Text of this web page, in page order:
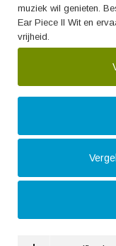
muziek wil genieten.
Ear Piece II Wit en
vrijheid.